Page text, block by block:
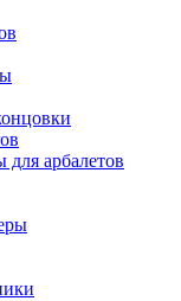
для арбалетов